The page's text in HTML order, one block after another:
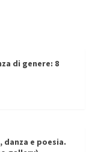
di genere: 8
danza e poesia.